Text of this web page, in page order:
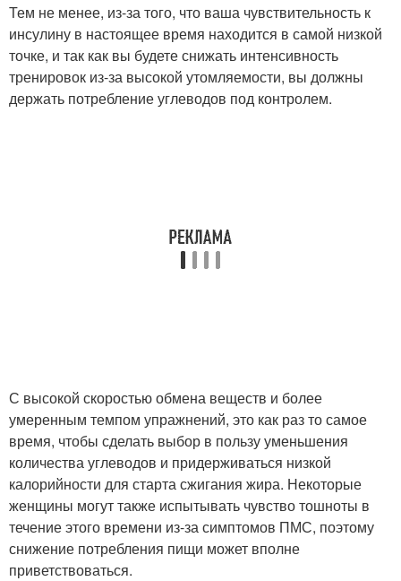
Тем не менее, из-за того, что ваша чувствительность к
инсулину в настоящее время находится в самой низкой
точке, и так как вы будете снижать интенсивность
тренировок из-за высокой утомляемости, вы должны
держать потребление углеводов под контролем.
С высокой скоростью обмена веществ и более
умеренным темпом упражнений, это как раз то самое
время, чтобы сделать выбор в пользу уменьшения
количества углеводов и придерживаться низкой
калорийности для старта сжигания жира. Некоторые
женщины могут также испытывать чувство тошноты в
течение этого времени из-за симптомов ПМС, поэтому
снижение потребления пищи может вполне
приветствоваться.